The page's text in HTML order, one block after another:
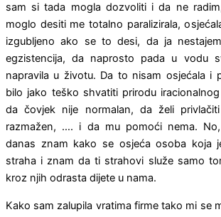
sam si tada mogla dozvoliti i da ne
moglo desiti me totalno paralizirala,
izgubljeno ako se to desi, da ja
egzistencija, da naprosto pada u vodu
napravila u životu. Da to nisam osjećala i
bilo jako teško shvatiti prirodu
da čovjek nije normalan, da želi
razmažen, …. i da mu pomoći nema.
danas znam kako se osjeća osoba koja
straha i znam da ti strahovi služe samo
kroz njih odrasta dijete u nama.
Kako sam zalupila vratima firme tako mi se